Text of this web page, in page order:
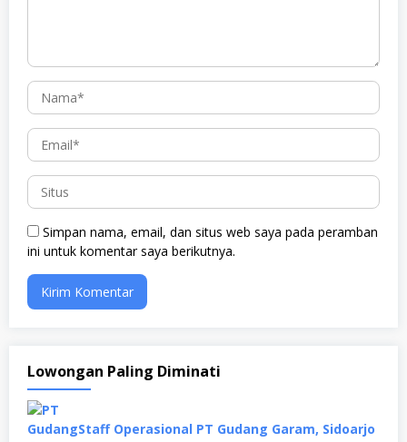
Simpan nama, email, dan situs web saya pada peramban
ini untuk komentar saya berikutnya.
Lowongan Paling Diminati
Staff Operasional PT Gudang Garam, Sidoarjo